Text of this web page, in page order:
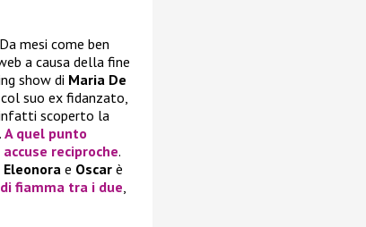
mesi come ben
a causa della fine
show di Maria De
suo ex fidanzato,
scoperto la
A quel punto
reciproche.
Eleonora e Oscar è
fiamma tra i due,